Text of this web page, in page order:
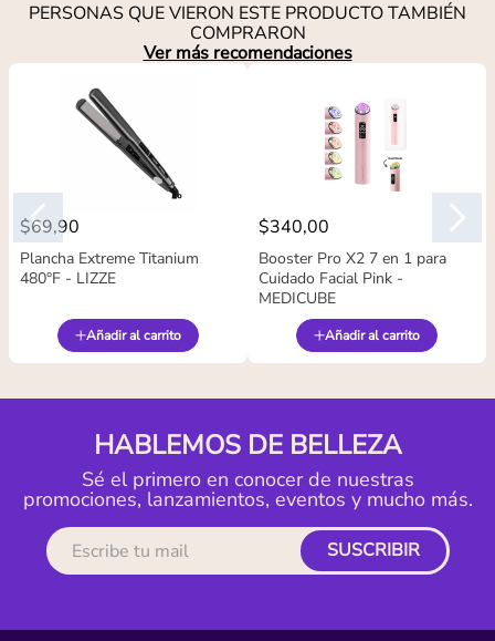
PERSONAS QUE VIERON ESTE PRODUCTO TAMBIÉN
COMPRARON
Ver más recomendaciones
$69,90
Plancha Extreme Titanium
480°F - LIZZE
Añadir al carrito
$340,00
Booster Pro X2 7 en 1 para
Cuidado Facial Pink -
MEDICUBE
Añadir al carrito
HABLEMOS DE BELLEZA
Sé el primero en conocer de nuestras
promociones, lanzamientos, eventos y mucho más.
SUSCRIBIR